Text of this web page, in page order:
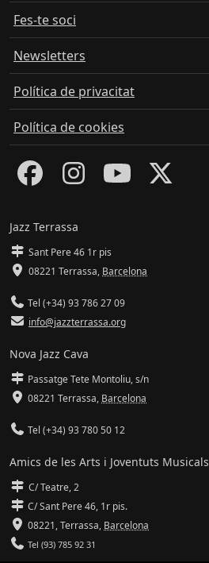
Fes-te soci
Newsletters
Política de privacitat
Política de cookies
Jazz Terrassa
Sant Pere 46 1r pis
08221 Terrassa, Barcelona
Tel (+34) 93 786 27 09
info@jazzterrassa.org
Nova Jazz Cava
Passatge Tete Montoliu, s/n
08221 Terrassa, Barcelona
Tel (+34) 93 780 50 12
Amics de les Arts i Joventuts Musicals
C/ Teatre, 2
C/ Sant Pere 46, 1r pis.
08221,Terrassa, Barcelona
Tel (93) 785 92 31